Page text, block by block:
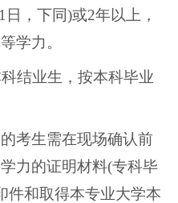
，下同)或2年以上，
学力。
结业生，按本科毕业
生需在现场确认前
力的证明材料(专科毕
件和取得本专业大学本